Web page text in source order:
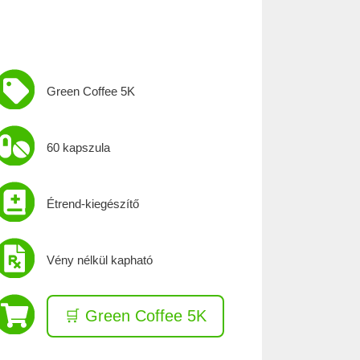
Green Coffee 5K
60 kapszula
Étrend-kiegészítő
Vény nélkül kapható
🛒 Green Coffee 5K